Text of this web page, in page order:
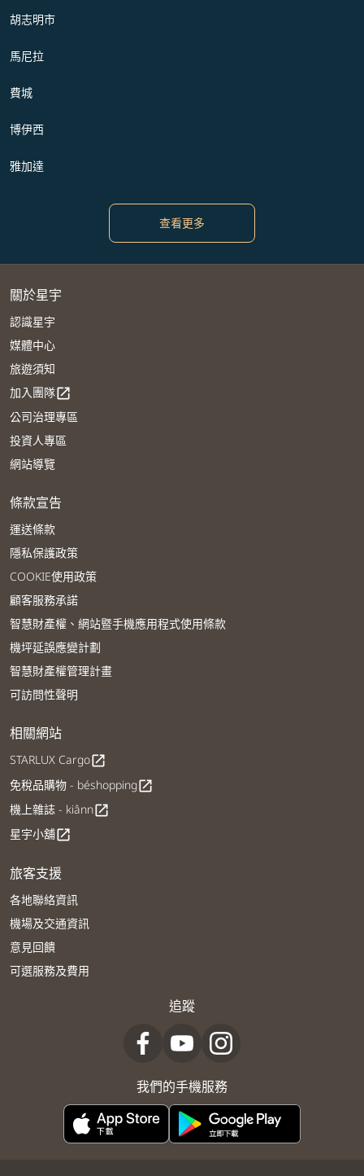
胡志明市
馬尼拉
費城
博伊西
雅加達
查看更多
關於星宇
認識星宇
媒體中心
旅遊須知
加入團隊open_in_new
公司治理專區
投資人專區
網站導覽
條款宣告
運送條款
隱私保護政策
COOKIE使用政策
顧客服務承諾
智慧財產權、網站暨手機應用程式使用條款
機坪延誤應變計劃
智慧財產權管理計畫
可訪問性聲明
相關網站
STARLUX Cargoopen_in_new
免稅品購物 - béshoppingopen_in_new
機上雜誌 - kiânnopen_in_new
星宇小舖open_in_new
旅客支援
各地聯絡資訊
機場及交通資訊
意見回饋
可選服務及費用
追蹤
我們的手機服務